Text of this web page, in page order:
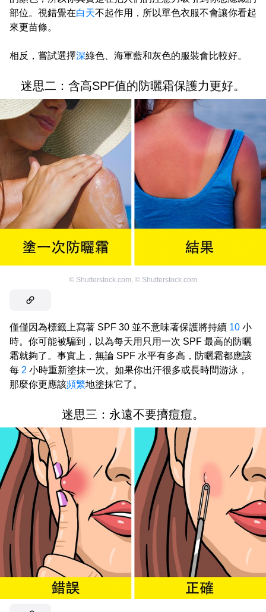
部位。視錯覺在白天不起作用，所以單色衣服不會讓你看起
來更苗條。
相反，嘗試選擇深綠色、海軍藍和灰色的服裝會比較好。
迷思二：含高SPF值的防曬霜保護力更好。
© Shutterstock.com, © Shutterstock.com
僅僅因為標籤上寫著 SPF 30 並不意味著保護將持續 10 小
時。你可能被騙到，以為每天用只用一次 SPF 最高的防曬
霜就夠了。事實上，無論 SPF 水平有多高，防曬霜都應該
每 2 小時重新塗抹一次。如果你出汗很多或長時間游泳，
那麼你更應該頻繁地塗抹它了。
迷思三：永遠不要擠痘痘。